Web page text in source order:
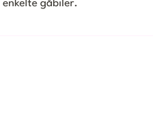
gåbiler.